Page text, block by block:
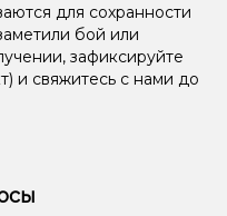
для сохранности
бой или
зафиксируйте
и свяжитесь с нами до